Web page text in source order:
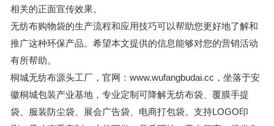
相关的正面宣传效果。
无纺布购物袋的生产流程和应用技巧可以帮助您更好地了解和
推广这种环保产品。希望本文提供的信息能够对您的营销活动
有所帮助。
桐城无纺布源头工厂，官网：www.wufangbudai.cc，坐落于安
徽桐城包装产业基地，专业定制可降解无纺布袋、覆膜手提
袋、服装防尘袋、展会广告袋、电商打包袋。支持LOGO印